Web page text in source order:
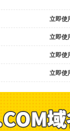
立即使
立即使
立即使
立即使